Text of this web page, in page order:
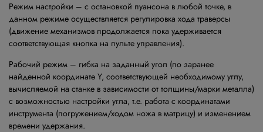
Режим настройки – с остановкой пуансона в любой точке, в
данном режиме осуществляется регулировка хода траверсы
(движение механизмов продолжается пока удерживается
соответствующая кнопка на пульте управления).
Рабочий режим – гибка на заданный угол (по заранее
найденной координате Y, соответствующей необходимому углу,
вычисляемой на станке в зависимости от толщины/марки металла)
с возможностью настройки угла, т.е. работа c координатами
инструмента (погружением/ходом ножа в матрицу) и изменением
времени удержания.